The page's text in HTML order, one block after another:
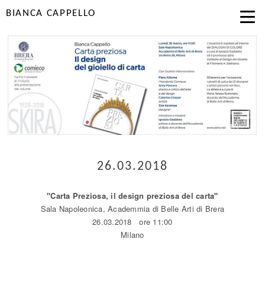
BIANCA CAPPELLO
26.03.2018
"Carta Preziosa, il design preziosa del carta"
Sala Napoleonica, Academmia di Belle Arti di Brera
26.03.2018 ore 11:00
Milano